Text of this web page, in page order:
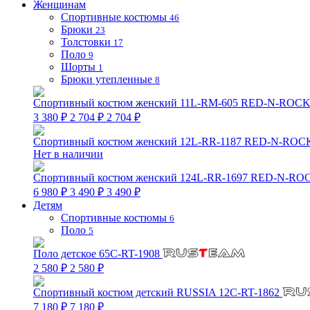
Женщинам
Спортивные костюмы 46
Брюки 23
Толстовки 17
Поло 9
Шорты 1
Брюки утепленные 8
Спортивный костюм женский 11L-RM-605 RED-N-
3 380 ₽ 2 704 ₽ 2 704 ₽
Спортивный костюм женский 12L-RR-1187 RED-N-
Нет в наличии
Спортивный костюм женский 124L-RR-1697 RED-N-
6 980 ₽ 3 490 ₽ 3 490 ₽
Детям
Спортивные костюмы 6
Поло 5
Поло детское 65C-RT-1908
2 580 ₽ 2 580 ₽
Спортивный костюм детский RUSSIA 12C-RT-1862
7 180 ₽ 7 180 ₽